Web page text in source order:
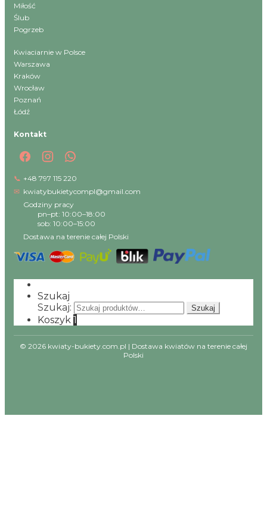
Miłość
Ślub
Pogrzeb
Kwiaciarnie w Polsce
Warszawa
Kraków
Wrocław
Poznań
Łódź
Kontakt
📞 +48 797 115 220
✉ kwiatybukietycompl@gmail.com
Godziny pracy
pn–pt: 10:00–18:00
sob: 10:00–15:00
Dostawa na terenie całej Polski
Szukaj
Szukaj:
Szukaj
Koszyk 1
© 2026 kwiaty-bukiety.com.pl | Dostawa kwiatów na terenie całej
Polski